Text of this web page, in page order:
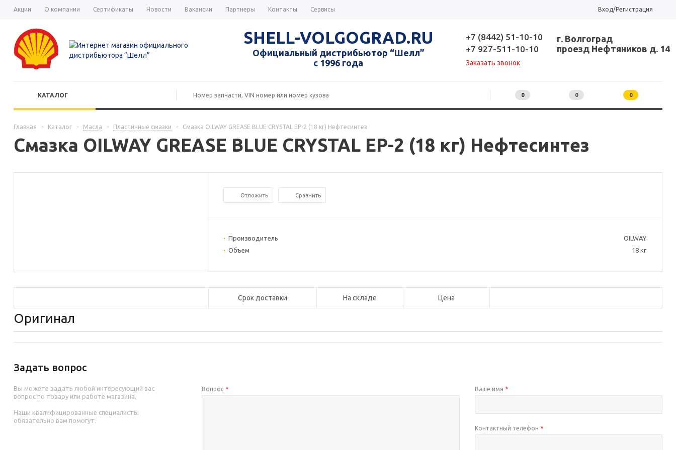
Акции О компании Сертификаты Новости Вакансии Партнеры Контакты Сервисы Вход/Регистрация
SHELL-VOLGOGRAD.RU
Официальный дистрибьютор “Шелл”
с 1996 года
+7 (8442) 51-10-10
+7 927-511-10-10
Заказать звонок
г. Волгоград
проезд Нефтяников д. 14
КАТАЛОГ 0 0 0
Главная - Каталог - Масла - Пластичные смазки - Смазка OILWAY GREASE BLUE CRYSTAL EP-2 (18 кг) Нефтесинтез
Смазка OILWAY GREASE BLUE CRYSTAL EP-2 (18 кг) Нефтесинтез
Отложить Сравнить
Производитель
OILWAY
Объем
18 кг
Срок доставки На складе Цена
Оригинал
Задать вопрос
Вы можете задать любой интересующий вас
вопрос по товару или работе магазина.
Наши квалифицированные специалисты
обязательно вам помогут.
Вопрос * Ваше имя *
Контактный телефон *